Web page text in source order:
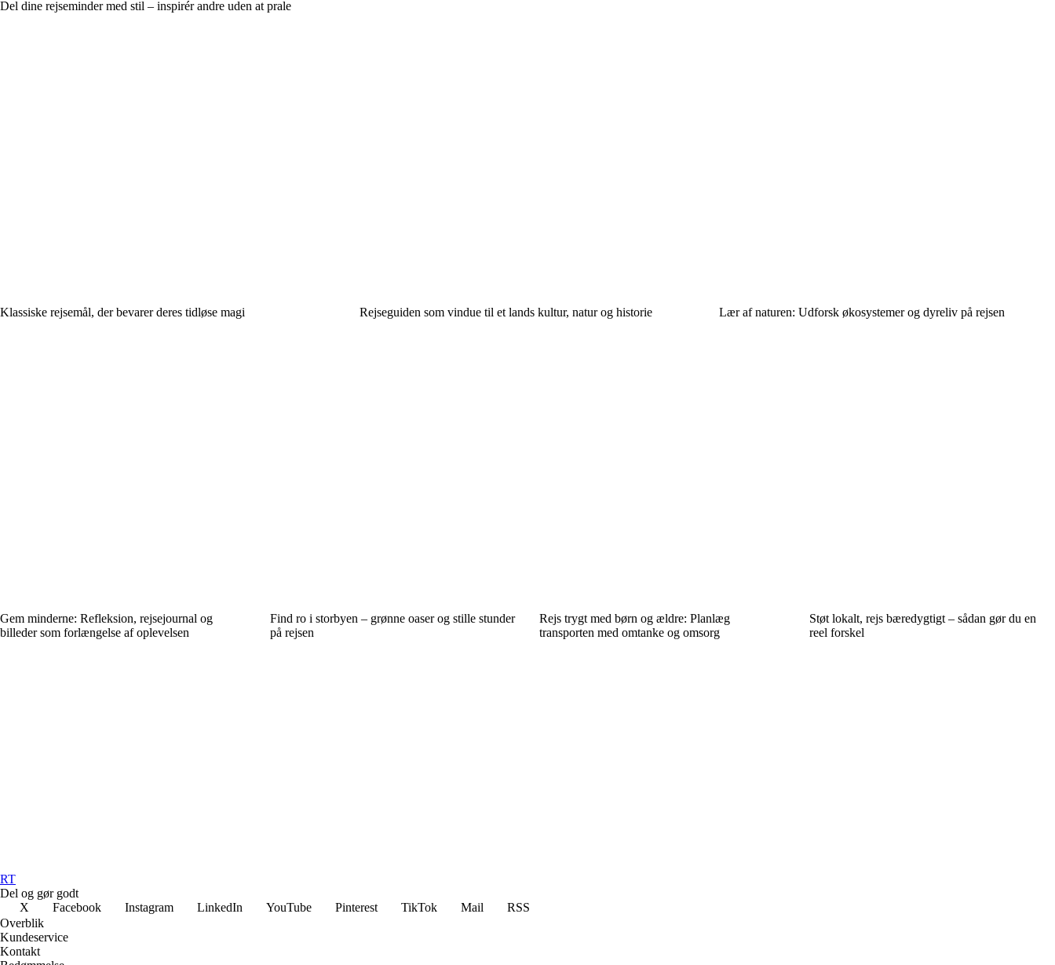
Del dine rejseminder med stil – inspirér andre uden at prale
Klassiske rejsemål, der bevarer deres tidløse magi Rejseguiden som vindue til et lands kultur, natur og historie Lær af naturen: Udforsk økosystemer og dyreliv på rejsen
Gem minderne: Refleksion, rejsejournal og
billeder som forlængelse af oplevelsen
Find ro i storbyen – grønne oaser og stille stunder
på rejsen
Rejs trygt med børn og ældre: Planlæg
transporten med omtanke og omsorg
Støt lokalt, rejs bæredygtigt – sådan gør du en
reel forskel
RT
Del og gør godt
X
Facebook Instagram LinkedIn YouTube Pinterest TikTok Mail
RSS
Overblik
Kundeservice
Kontakt